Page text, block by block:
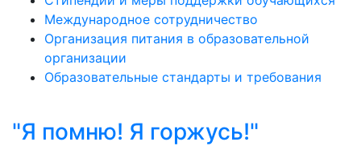
Международное сотрудничество
Организация питания в образовательной
организации
Образовательные стандарты и требования
"Я помню! Я горжусь!"